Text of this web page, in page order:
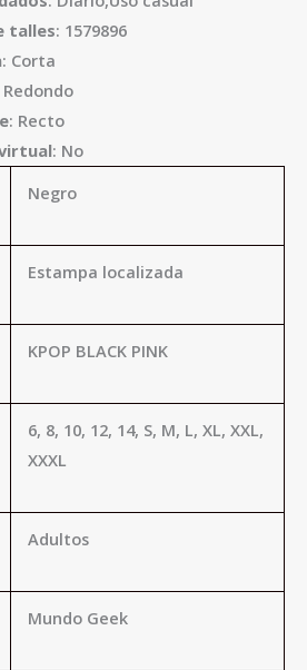
talles: 1579896
: Corta
Redondo
: Recto
: No
Negro
Estampa localizada
KPOP BLACK PINK
6, 8, 10, 12, 14, S, M, L, XL, XXL,
XXXL
Adultos
Mundo Geek